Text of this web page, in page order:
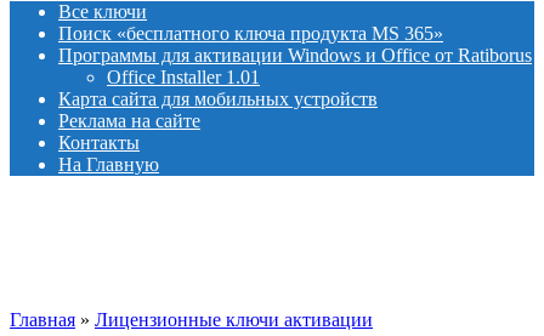
Все ключи
Поиск «бесплатного ключа продукта MS 365»
Программы для активации Windows и Office от Ratiborus
Office Installer 1.01
Карта сайта для мобильных устройств
Реклама на сайте
Контакты
На Главную
Главная » Лицензионные ключи активации